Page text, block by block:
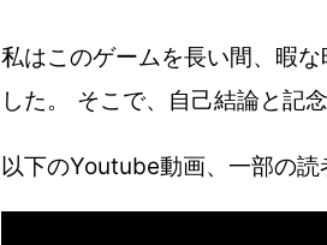
私はこのゲームを長い間、暇
した。 そこで、自己結論と記
以下のYoutube動画、一部の読